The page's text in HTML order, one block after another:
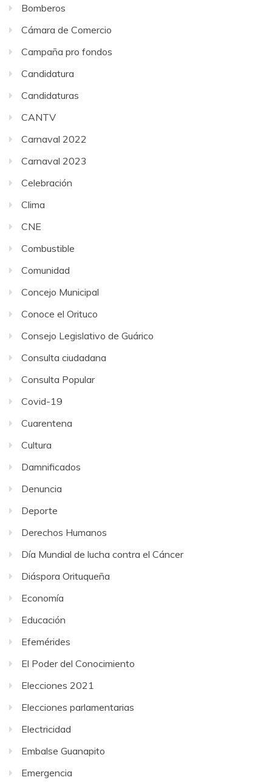
Bomberos
Cámara de Comercio
Campaña pro fondos
Candidatura
Candidaturas
CANTV
Carnaval 2022
Carnaval 2023
Celebración
Clima
CNE
Combustible
Comunidad
Concejo Municipal
Conoce el Orituco
Consejo Legislativo de Guárico
Consulta ciudadana
Consulta Popular
Covid-19
Cuarentena
Cultura
Damnificados
Denuncia
Deporte
Derechos Humanos
Día Mundial de lucha contra el Cáncer
Diáspora Orituqueña
Economía
Educación
Efemérides
El Poder del Conocimiento
Elecciones 2021
Elecciones parlamentarias
Electricidad
Embalse Guanapito
Emergencia